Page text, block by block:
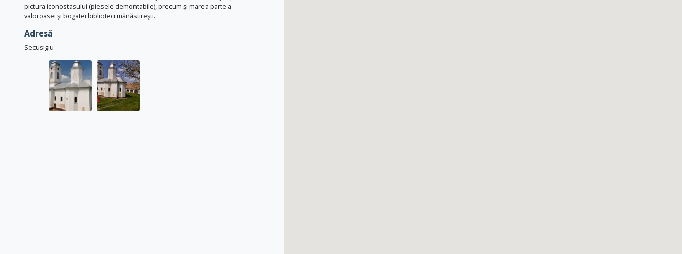
pictura iconostasului (piesele demontabile), precum şi marea parte a
valoroasei şi bogatei biblioteci mănăstireşti.
Adresă
Secusigiu